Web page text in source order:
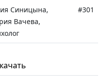
Синицына,
Вачева,
#301
Вачева,